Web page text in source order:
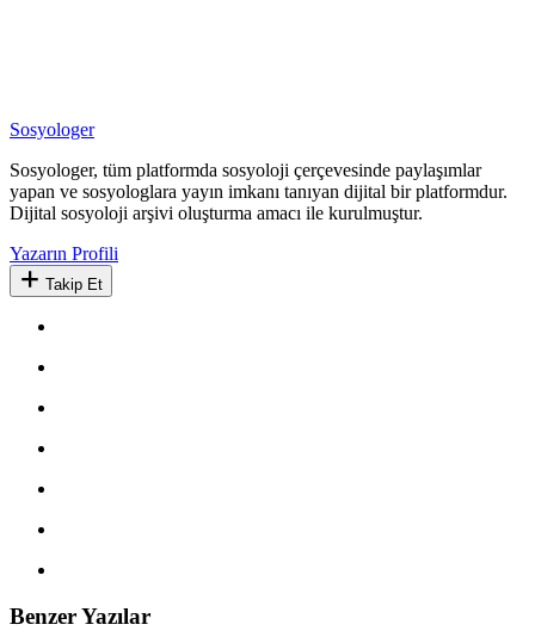
Sosyologer
Sosyologer, tüm platformda sosyoloji çerçevesinde paylaşımlar
yapan ve sosyologlara yayın imkanı tanıyan dijital bir platformdur.
Dijital sosyoloji arşivi oluşturma amacı ile kurulmuştur.
Yazarın Profili
Takip Et
Benzer Yazılar